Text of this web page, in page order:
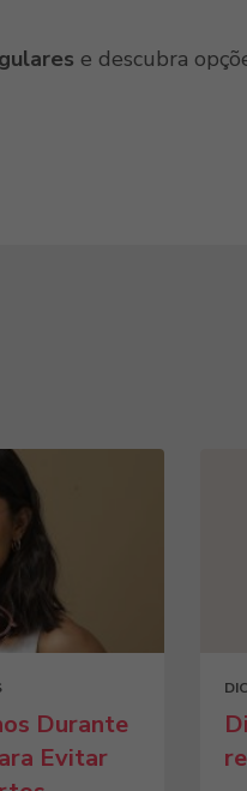
e descubra
Durante
Evitar